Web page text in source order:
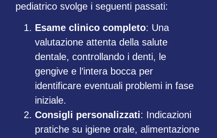
pediatrico svolge i seguenti passati:
Esame clinico completo: Una
valutazione attenta della salute
dentale, controllando i denti, le
gengive e l’intera bocca per
identificare eventuali problemi in fase
iniziale.
Consigli personalizzati: Indicazioni
pratiche su igiene orale, alimentazione